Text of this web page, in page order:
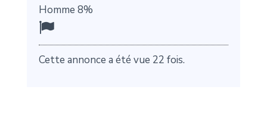
Homme 8%
Cette annonce a été vue 22 fois.